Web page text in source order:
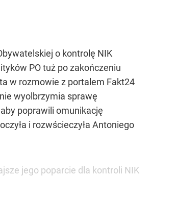
o kontrolę NIK
PO tuż po zakończeniu
w rozmowie z portalem Fakt24
wyolbrzymia sprawę
poprawili omunikację
i rozwścieczyła Antoniego
jego poparcie dla kontroli NIK